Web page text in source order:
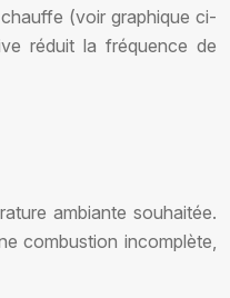
(voir graphique ci-
réduit la fréquence de
ambiante souhaitée.
combustion incomplète,